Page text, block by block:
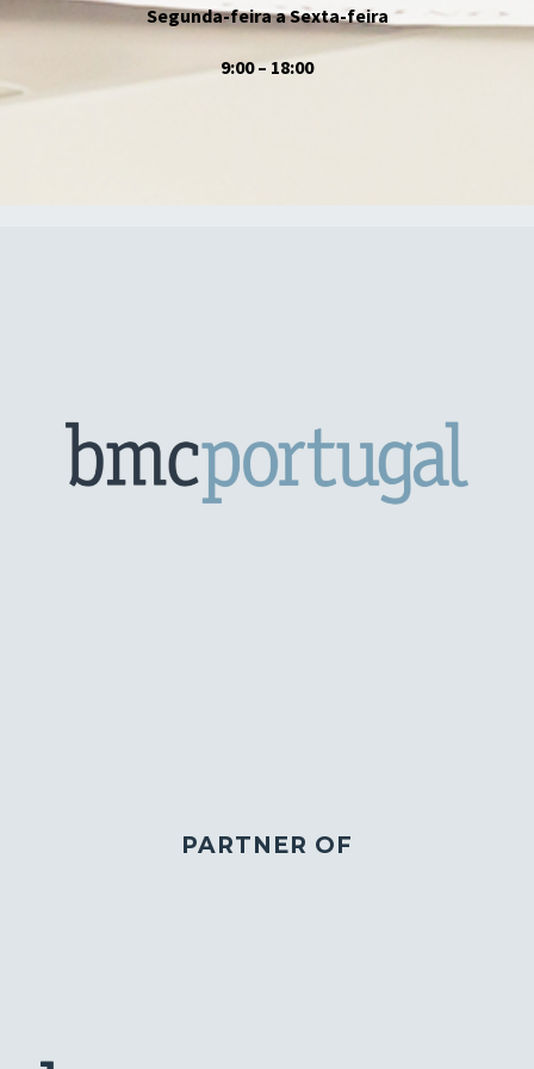
Segunda-feira a Sexta-feira
9:00 – 18:00
PARTNER OF